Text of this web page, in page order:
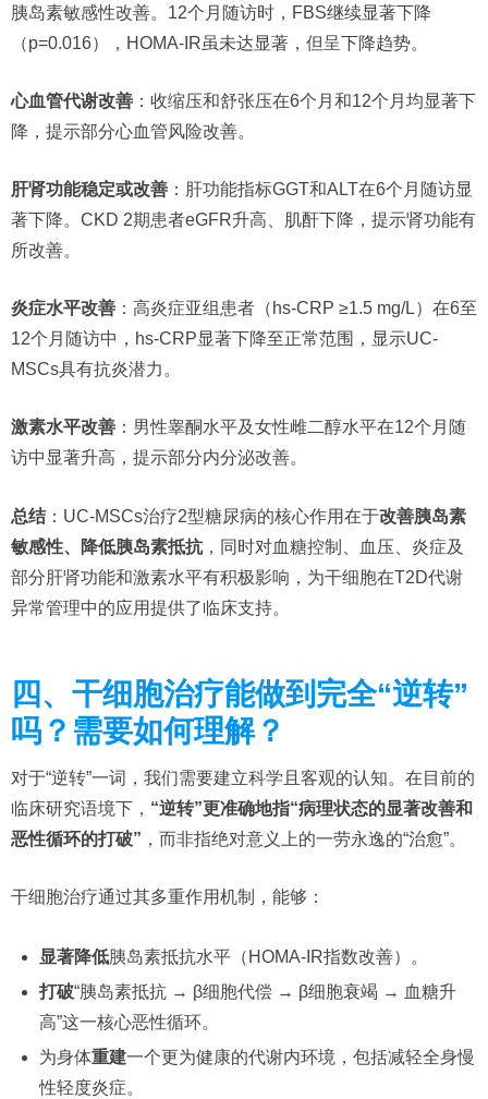
胰岛素敏感性改善。12个月随访时，FBS继续显著下降
（p=0.016），HOMA-IR虽未达显著，但呈下降趋势。
心血管代谢改善 ：收缩压和舒张压在6个月和12个月均显著下
降，提示部分心血管风险改善。
肝肾功能稳定或改善 ：肝功能指标GGT和ALT在6个月随访显
著下降。CKD 2期患者eGFR升高、肌酐下降，提示肾功能有
所改善。
炎症水平改善 ：高炎症亚组患者（hs-CRP ≥1.5 mg/L）在6至
12个月随访中，hs-CRP显著下降至正常范围，显示UC-
MSCs具有抗炎潜力。
激素水平改善 ：男性睾酮水平及女性雌二醇水平在12个月随
访中显著升高，提示部分内分泌改善。
总结：UC-MSCs治疗2型糖尿病的核心作用在于改善胰岛素
敏感性、降低胰岛素抵抗，同时对血糖控制、血压、炎症及
部分肝肾功能和激素水平有积极影响，为干细胞在T2D代谢
异常管理中的应用提供了临床支持。
四、干细胞治疗能做到完全“逆转”
吗？需要如何理解？
对于“逆转”一词，我们需要建立科学且客观的认知。在目前的
临床研究语境下， “逆转”更准确地指“病理状态的显著改善和
恶性循环的打破” ，而非指绝对意义上的一劳永逸的“治愈”。
干细胞治疗通过其多重作用机制，能够：
显著降低胰岛素抵抗水平（HOMA-IR指数改善）
。
打破“胰岛素抵抗 → β细胞代偿 → β细胞衰竭 → 血糖升
高”这一核心恶性循环。
为身体重建一个更为健康的代谢内环境，包括减轻全身慢
性轻度炎症。